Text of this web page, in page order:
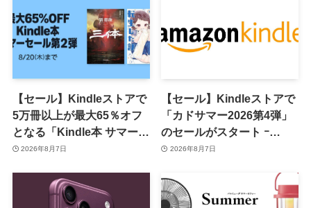
【セール】Kindleストアで
5万冊以上が最大65％オフ
となる「Kindle本 サマーセ
ール第2弾」がスタート
2026年8月7日
【セール】Kindleストアで
「カドサマー2026第4弾」
のセールがスタート ｰ
KADOKAWAのKindle本
フに
2026年8月7日